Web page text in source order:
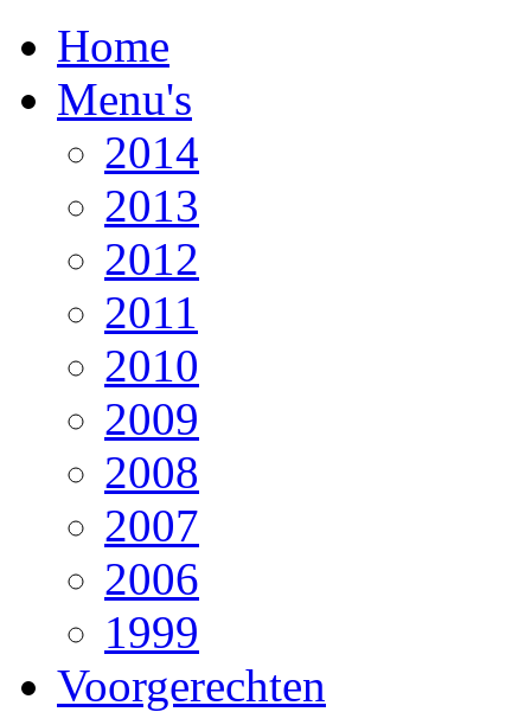
Home
Menu's
2014
2013
2012
2011
2010
2009
2008
2007
2006
1999
Voorgerechten